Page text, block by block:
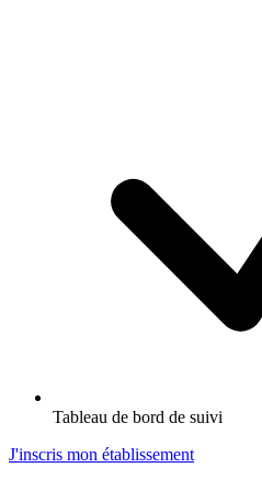
Tableau de bord de suivi
J'inscris mon établissement